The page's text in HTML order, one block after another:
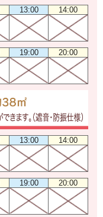
13:00 14:00
19:00 20:00
13:00 14:00
19:00 20:00